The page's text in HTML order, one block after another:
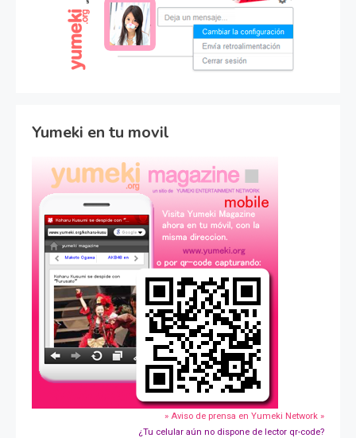
Yumeki en tu movil
» Aviso de prensa en Yumeki Network »
¿Tu celular aún no dispone de lector qr-code?